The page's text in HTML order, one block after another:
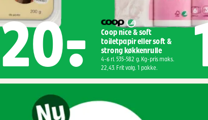
20,-
Coop nice & soft
toiletpapir eller soft &
strong køkkenrulle
4-6 rl. 535-582 g. Kg-pris maks.
22,43. Frit valg. 1 pakke.